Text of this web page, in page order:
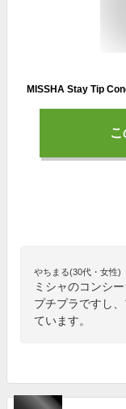
やちまる(30代・女性)
ミシャのコンシ
プチプラですし
ています。